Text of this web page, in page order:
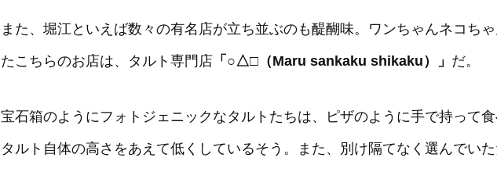
また、堀江といえば数々の有名店が立ち並ぶのも醍醐味。ワンちゃんネコち
たこちらのお店は、タルト専門店 「○△□（Maru sankaku shikaku）」 だ。
宝石箱のようにフォトジェニックなタルトたちは、ピザのように手で持って
タルト自体の高さをあえて低くしているそう。また、別け隔てなく選んでい